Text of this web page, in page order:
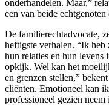
onderhandelen. Maar,”
een van beide
De familierechtadvocate,
heftigste verhalen. “Ik heb
hun relaties en hun levens
opkijk. Wel kan het
en grenzen stellen,”
cliënten. Emotioneel kan
professioneel gezien